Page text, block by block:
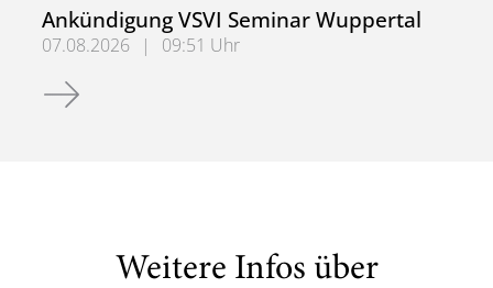
Ankündigung VSVI Seminar Wuppertal
07.08.2026 |
09:51 Uhr
Ankündigung VSVI Seminar Wuppertal
Weitere Infos über